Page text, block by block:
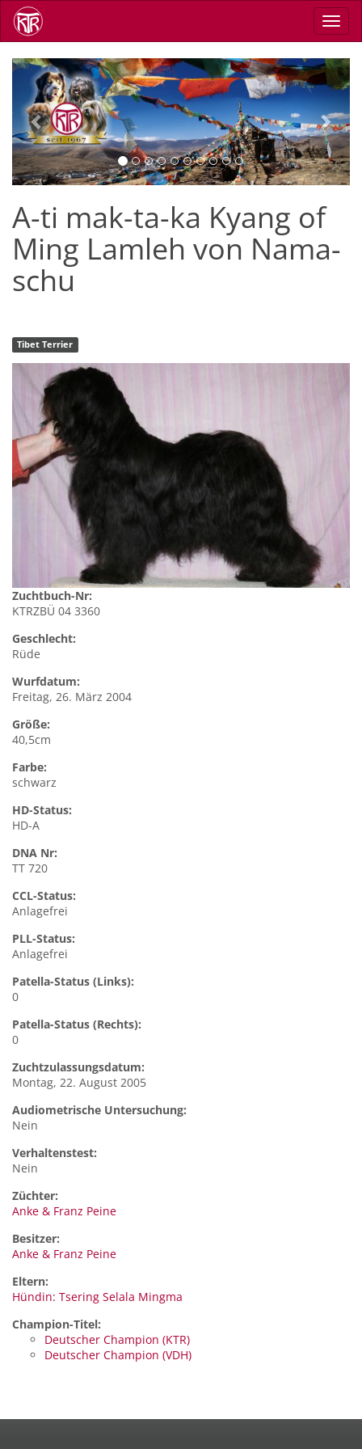
Direkt
zum
Inhalt
Previous Next
A-ti mak-ta-ka Kyang of
Ming Lamleh von Nama-
schu
Tibet Terrier
Zuchtbuch-Nr:
KTRZBÜ 04 3360
Geschlecht:
Rüde
Wurfdatum:
Freitag, 26. März 2004
Größe:
40,5cm
Farbe:
schwarz
HD-Status:
HD-A
DNA Nr:
TT 720
CCL-Status:
Anlagefrei
PLL-Status:
Anlagefrei
Patella-Status (Links):
0
Patella-Status (Rechts):
0
Zuchtzulassungsdatum:
Montag, 22. August 2005
Audiometrische Untersuchung:
Nein
Verhaltenstest:
Nein
Züchter:
Anke & Franz Peine
Besitzer:
Anke & Franz Peine
Eltern:
Hündin: Tsering Selala Mingma
Champion-Titel:
Deutscher Champion (KTR)
Deutscher Champion (VDH)